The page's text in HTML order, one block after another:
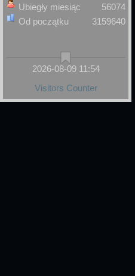
Ubiegły miesiąc
Od początku
56074
3159640
2026-08-09 11:54
Visitors Counter